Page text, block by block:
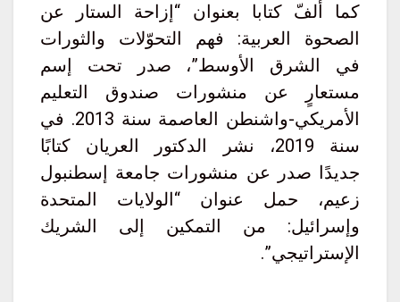
كما ألفّ كتابا بعنوان “إزاحة الستار عن
الصحوة العربية: فهم التحوّلات والثورات
في الشرق الأوسط”، صدر تحت إسم
مستعارٍ عن منشورات صندوق التعليم
الأمريكي-واشنطن العاصمة سنة 2013. في
سنة 2019، نشر الدكتور العريان كتابًا
جديدًا صدر عن منشورات جامعة إسطنبول
زعيم، حمل عنوان “الولايات المتحدة
وإسرائيل: من التمكين إلى الشريك
الإستراتيجي”.